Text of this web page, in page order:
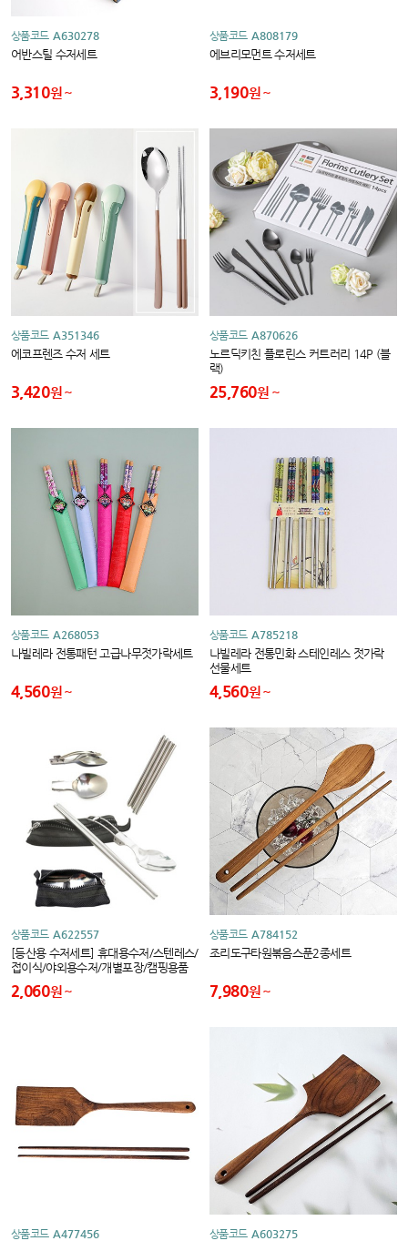
상품코드 A630278
어반스틸 수저세트
3,310원
상품코드 A808179
에브리모먼트 수저세트
3,190원
상품코드 A351346
에코프렌즈 수저 세트
3,420원
상품코드 A870626
노르딕키친 플로린스 커트러리 14P (블
랙)
25,760원
상품코드 A268053
나빌레라 전통패턴 고급나무젓가락세트
4,560원
상품코드 A785218
나빌레라 전통민화 스테인레스 젓가락
선물세트
4,560원
상품코드 A622557
[등산용 수저세트] 휴대용수저/스텐레스/
접이식/야외용수저/개별포장/캠핑용품
2,060원
상품코드 A784152
조리도구타원볶음스푼2종세트
7,980원
상품코드 A477456 상품코드 A603275